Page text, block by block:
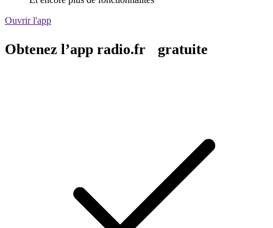
Ouvrir l'app
Obtenez l’app radio.fr gratuite